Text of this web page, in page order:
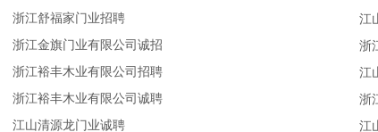
浙江舒福家门业招聘
浙江金旗门业有限公司诚招
浙江裕丰木业有限公司招聘
浙江裕丰木业有限公司诚聘
江山清源龙门业诚聘
浙
江
浙
江
江